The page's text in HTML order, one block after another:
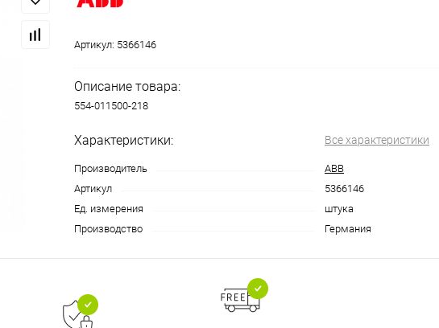
Артикул: 5366146
Описание товара:
554-011500-218
Характеристики: Все характеристики
Производитель
ABB
Артикул
5366146
Ед. измерения
штука
Производство
Германия